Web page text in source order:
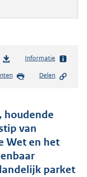
d
o
Informatie
Delen
houdende
van
Wet en het
parket